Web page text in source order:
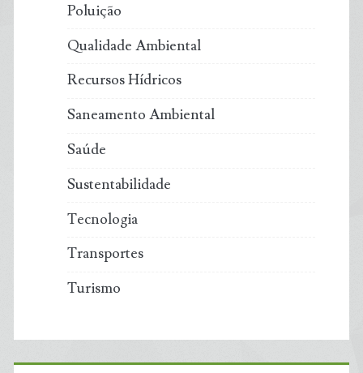
Poluição
Qualidade Ambiental
Recursos Hídricos
Saneamento Ambiental
Saúde
Sustentabilidade
Tecnologia
Transportes
Turismo